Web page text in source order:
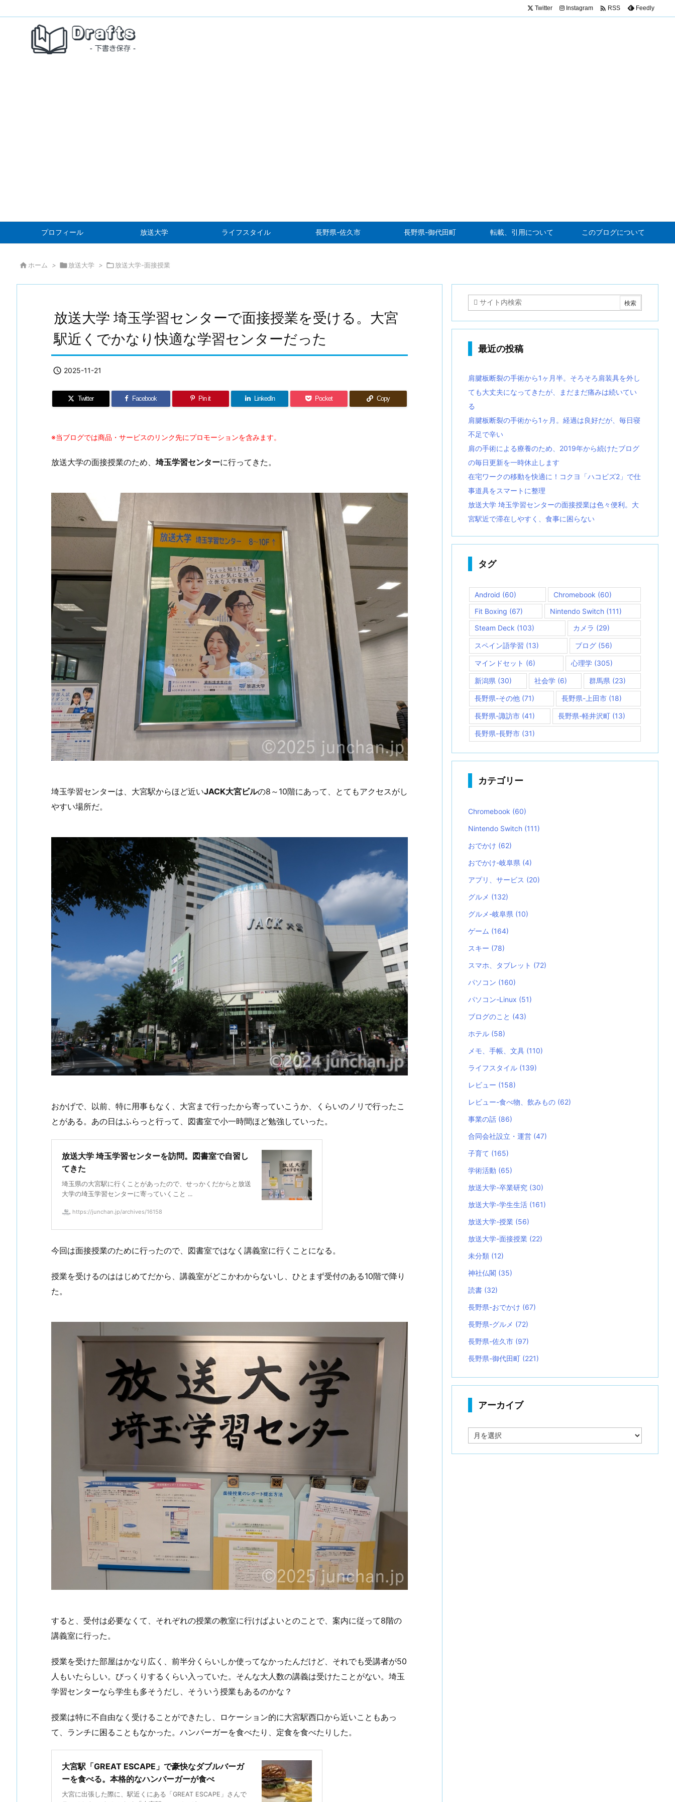
プロフィール 放送大学 ライフスタイル 長野県-佐久市 長野県-御代田町 転載、引用について このブログについて
Twitter Instagram  RSS Feedly
 ホーム > 放送大学 > 放送大学-面接授業
放送大学 埼玉学習センターで面接授業を受ける。大宮
駅近くでかなり快適な学習センターだった
 2025-11-21
Twitter Facebook Pin it LinkedIn Pocket Copy
※当ブログでは商品・サービスのリンク先にプロモーションを含みます。
放送大学の面接授業のため、 埼玉学習センターに行ってきた。
埼玉学習センターは、大宮駅からほど近いJACK大宮ビルの8～10階にあって、とてもアクセスがし
やすい場所だ。
おかげで、以前、特に用事もなく、大宮まで行ったから寄っていこうか、くらいのノリで行ったこ
とがある。あの日はふらっと行って、図書室で小一時間ほど勉強していった。
放送大学 埼玉学習センターを訪問。図書室で自習し
てきた
埼玉県の大宮駅に行くことがあったので、せっかくだからと放送
大学の埼玉学習センターに寄っていくこと ...
https://junchan.jp/archives/16158
今回は面接授業のために行ったので、図書室ではなく講義室に行くことになる。
授業を受けるのははじめてだから、講義室がどこかわからないし、ひとまず受付のある10階で降り
た。
すると、受付は必要なくて、それぞれの授業の教室に行けばよいとのことで、案内に従って8階の
講義室に行った。
授業を受けた部屋はかなり広く、前半分くらいしか使ってなかったんだけど、それでも受講者が50
人もいたらしい。びっくりするくらい入っていた。そんな大人数の講義は受けたことがない。埼玉
学習センターなら学生も多そうだし、そういう授業もあるのかな？
授業は特に不自由なく受けることができたし、ロケーション的に大宮駅西口から近いこともあっ
て、ランチに困ることもなかった。ハンバーガーを食べたり、定食を食べたりした。
大宮駅「GREAT ESCAPE」で豪快なダブルバーガ
ーを食べる。本格的なハンバーガーが食べ
大宮に出張した際に、駅近くにある「GREAT ESCAPE」さんで
最近の投稿
肩腱板断裂の手術から1ヶ月半。そろそろ肩装具を外し
ても大丈夫になってきたが、まだまだ痛みは続いてい
る
肩腱板断裂の手術から1ヶ月。経過は良好だが、毎日寝
不足で辛い
肩の手術による療養のため、2019年から続けたブログ
の毎日更新を一時休止します
在宅ワークの移動を快適に！コクヨ「ハコビズ2」で仕
事道具をスマートに整理
放送大学 埼玉学習センターの面接授業は色々便利。大
宮駅近で滞在しやすく、食事に困らない
タグ
Android (60) Chromebook (60)
Fit Boxing (67) Nintendo Switch(111)
Steam Deck (103) カメラ (29)
スペイン語学習 (13) ブログ (56)
マインドセット (6) 心理学 (305)
新潟県 (30) 社会学(6) 群馬県 (23)
長野県-その他 (71) 長野県-上田市(18)
長野県-諏訪市 (41) 長野県-軽井沢町 (13)
長野県-長野市 (31)
カテゴリー
Chromebook (60)
Nintendo Switch (111)
おでかけ (62)
おでかけ-岐阜県 (4)
アプリ、サービス (20)
グルメ (132)
グルメ-岐阜県 (10)
ゲーム (164)
スキー (78)
スマホ、タブレット (72)
パソコン (160)
パソコン-Linux (51)
ブログのこと (43)
ホテル (58)
メモ、手帳、文具 (110)
ライフスタイル (139)
レビュー (158)
レビュー-食べ物、飲みもの (62)
事業の話 (86)
合同会社設立・運営 (47)
子育て (165)
学術活動 (65)
放送大学-卒業研究 (30)
放送大学-学生生活 (161)
放送大学-授業 (56)
放送大学-面接授業 (22)
未分類 (12)
神社仏閣 (35)
読書 (32)
長野県-おでかけ (67)
長野県-グルメ (72)
長野県-佐久市 (97)
長野県-御代田町 (221)
アーカイブ
ー